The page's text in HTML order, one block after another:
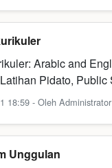
Arabic and
Pidato,
18:59 - Oleh
Unggulan